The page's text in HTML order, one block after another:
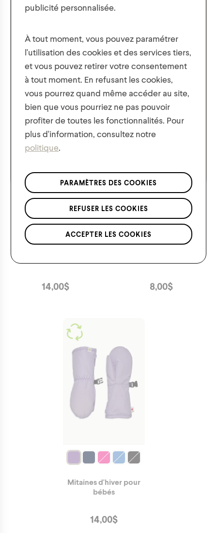
Vous pourriez aimer aussi
14,00$ 8,00$
Mitaines d'hiver pour
bébés
14,00$
votre première commande !
De plus, soyez les premiers à être mis au courant des
nouvelles collections, des offres et des concours !
Nous respectons la confidentialité de vos données
conformément à notre
*S'applique uniquement aux articles à prix régulier.
publicité personnalisée.
À tout moment, vous pouvez paramétrer
l'utilisation des cookies et des services tiers,
et vous pouvez retirer votre consentement
à tout moment. En refusant les cookies,
vous pourrez quand même accéder au site,
bien que vous pourriez ne pas pouvoir
profiter de toutes les fonctionnalités. Pour
plus d'information, consultez notre
politique.
PARAMÈTRES DES COOKIES
REFUSER LES COOKIES
ACCEPTER LES COOKIES